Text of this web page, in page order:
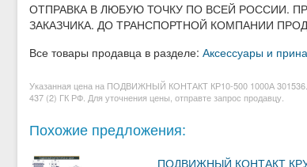
ОТПРАВКА В ЛЮБУЮ ТОЧКУ ПО ВСЕЙ РОССИИ.
ЗАКАЗЧИКА. ДО ТРАНСПОРТНОЙ КОМПАНИИ
Все товары продавца в разделе: Аксессуары и
Указанная цена на ПОДВИЖНЫЙ КОНТАКТ КР10-500 1000А
437 (2) ГК РФ. Для уточнения цены, отправте запрос продавцу.
Похожие предложения:
ПОДВИЖНЫЙ КОНТАКТ